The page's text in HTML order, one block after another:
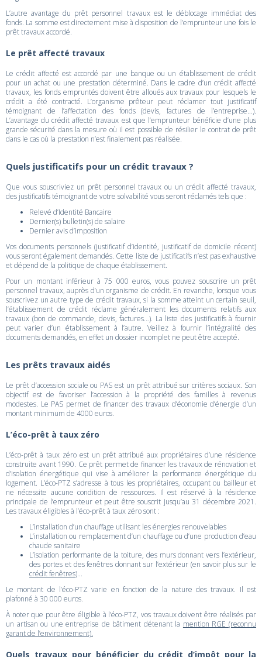
L’autre avantage du prêt personnel travaux est le déblocage immédiat des
fonds. La somme est directement mise à disposition de l’emprunteur une fois le
prêt travaux accordé.
Le prêt affecté travaux
Le crédit affecté est accordé par une banque ou un établissement de crédit
pour un achat ou une prestation déterminé. Dans le cadre d’un crédit affecté
travaux, les fonds empruntés doivent être alloués aux travaux pour lesquels le
crédit a été contracté. L’organisme prêteur peut réclamer tout justificatif
témoignant de l’affectation des fonds (devis, factures de l’entreprise…).
L’avantage du crédit affecté travaux est que l’emprunteur bénéficie d’une plus
grande sécurité dans la mesure où il est possible de résilier le contrat de prêt
dans le cas où la prestation n’est finalement pas réalisée.
Quels justificatifs pour un crédit travaux ?
Que vous souscriviez un prêt personnel travaux ou un crédit affecté travaux,
des justificatifs témoignant de votre solvabilité vous seront réclamés tels que :
Relevé d’Identité Bancaire
Dernier(s) bulletin(s) de salaire
Dernier avis d’imposition
Vos documents personnels (justificatif d’identité, justificatif de domicile récent)
vous seront également demandés. Cette liste de justificatifs n’est pas exhaustive
et dépend de la politique de chaque établissement.
Pour un montant inférieur à 75 000 euros, vous pouvez souscrire un prêt
personnel travaux, auprès d’un organisme de crédit. En revanche, lorsque vous
souscrivez un autre type de crédit travaux, si la somme atteint un certain seuil,
l’établissement de crédit réclame généralement les documents relatifs aux
travaux (bon de commande, devis, factures…). La liste des justificatifs à fournir
peut varier d’un établissement à l’autre. Veillez à fournir l’intégralité des
documents demandés, en effet un dossier incomplet ne peut être accepté.
Les prêts travaux aidés
Le prêt d’accession sociale ou PAS est un prêt attribué sur critères sociaux. Son
objectif est de favoriser l’accession à la propriété des familles à revenus
modestes. Le PAS permet de financer des travaux d’économie d’énergie d’un
montant minimum de 4000 euros.
L’éco-prêt à taux zéro
L’éco-prêt à taux zéro est un prêt attribué aux propriétaires d’une résidence
construite avant 1990. Ce prêt permet de financer les travaux de rénovation et
d’isolation énergétique qui vise à améliorer la performance énergétique du
logement. L’éco-PTZ s’adresse à tous les propriétaires, occupant ou bailleur et
ne nécessite aucune condition de ressources. Il est réservé à la résidence
principale de l’emprunteur et peut être souscrit jusqu’au 31 décembre 2021.
Les travaux éligibles à l’éco-prêt à taux zéro sont :
L’installation d’un chauffage utilisant les énergies renouvelables
L’installation ou remplacement d’un chauffage ou d’une production d’eau
chaude sanitaire
L’isolation performante de la toiture, des murs donnant vers l’extérieur,
des portes et des fenêtres donnant sur l’extérieur (en savoir plus sur le
crédit fenêtres)...
Le montant de l’éco-PTZ varie en fonction de la nature des travaux. Il est
plafonné à 30 000 euros.
À noter que pour être éligible à l’éco-PTZ, vos travaux doivent être réalisés par
un artisan ou une entreprise de bâtiment détenant la mention RGE (reconnu
garant de l’environnement).
Quels travaux pour bénéficier du crédit d’impôt pour la